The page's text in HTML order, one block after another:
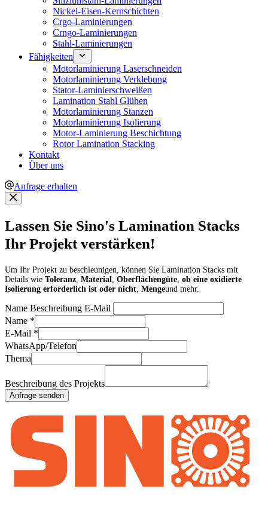
Nickel-Eisen-Kernschichten
Crgo-Laminierungen
Crngo-Laminierungen
Stahl-Laminierungen
Fähigkeiten
Motorlaminierung Laserschneiden
Motorlaminierung Verklebung
Stator-Laminierschweißen
Lamination Stahl Glühen
Motorlaminierung Stanzen
Motorlaminierung Isolierung
Motor-Laminierung Beschichtung
Rotor Lamination Stacking
Kontakt
Über uns
Anfrage erhalten
Lassen Sie Sino's Lamination Stacks
Ihr Projekt verstärken!
Um Ihr Projekt zu beschleunigen, können Sie Lamination Stacks mit
Details wie Toleranz Material Oberflächengüte ob eine oxidierte
Isolierung erforderlich ist oder nicht Mengeund mehr.
Name Beschreibung E-Mail
Name *
E-Mail *
WhatsApp/Telefon
Thema
Beschreibung des Projekts
Anfrage senden